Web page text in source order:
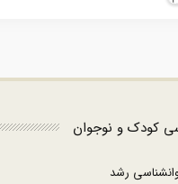
کودک و نوجوان
رشد